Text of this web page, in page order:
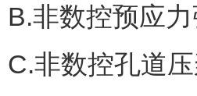
B.非数控预应
C.非数控孔道